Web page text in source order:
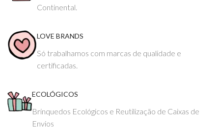
Continental.
LOVE BRANDS
Só trabalhamos com marcas de qualidade e
certificadas.
ECOLÓGICOS
Brinquedos Ecológicos e Reutilização de Caixas de
Envios